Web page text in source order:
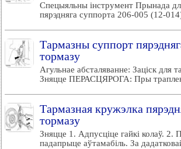
Спецыяльны інструмент Прынада
пярэдняга суппорта 206-005 (12-
Тармазны суппорт
тормазу
Агульнае абсталяванне: Заціск для
Зняцце ПЕРАСЦЯРОГА: Пры
Тармазная кружэлка
тормазу
Зняцце 1. Адпусціце гайкі колаў. 2.
падапрыце аўтамабіль. За